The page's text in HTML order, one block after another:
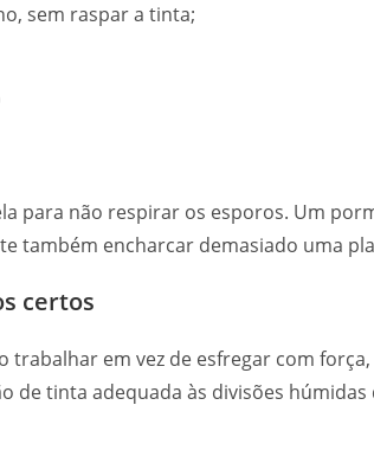
sem raspar a tinta;
para não respirar os esporos. Um
também encharcar demasiado uma
certos
em vez de esfregar com
de tinta adequada às divisões